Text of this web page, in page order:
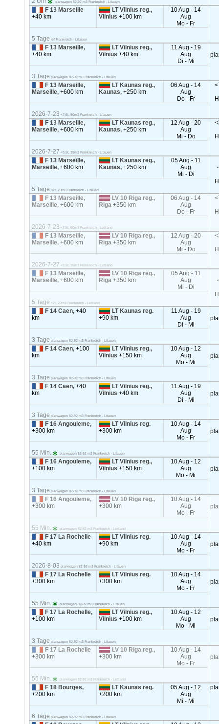
planwagen 82-92 m3 Frankreich - Litauen
F 13 Marseille
+40 km
LT Vilnius reg.,
Vilnius+100 km
10 Aug - 14
Aug
Mo - Fr
5 Tage ref Frankreich - Litauen
F 13 Marseille,
+40 km
LT Vilnius reg.,
Vilnius+40 km
11 Aug - 19
Aug
Di - Mi
3 Tage planwagen 82-92 m3 Frankreich - Litauen
F 13 Marseille,
Marseille,+600 km
LT Kaunas reg.,
Kaunas,+250 km
06 Aug - 14
Aug
Do - Fr
2026-7-23 <7.5t, 50m3 Frankreich - Litauen
F 13 Marseille,
Marseille,+600 km
LT Kaunas reg.,
Kaunas,+250 km
12 Aug - 20
Aug
Mi - Do
2026-7-27 <3.5t, 35m3 Frankreich - Litauen
F 13 Marseille,
Marseille,+600 km
LT Kaunas reg.,
Kaunas,+250 km
05 Aug - 11
Aug
Mi - Di
5 Tage <2t, 20m3 Frankreich - Litauen
F 13 Marseille,
Marseille,+600 km
LV 10 Riga reg.,
Riga+350 km
06 Aug - 14
Aug
Do - Fr
2026-7-23 <7.5t, 50m3 Frankreich - Lettland
F 13 Marseille,
Marseille,+600 km
LV 10 Riga reg.,
Riga+350 km
12 Aug - 20
Aug
Mi - Do
2026-7-27 <3.5t, 35m3 Frankreich - Lettland
F 13 Marseille,
Marseille,+600 km
LV 10 Riga reg.,
Riga+350 km
05 Aug - 11
Aug
Mi - Di
5 Tage <2t, 20m3 Frankreich - Lettland
F 14 Caen,+40
km
LT Kaunas reg.
+90 km
11 Aug - 19
Aug
Di - Mi
3 Tage planwagen 82-92 m3 Frankreich - Litauen
F 14 Caen,+100
km
LT Vilnius reg.,
Vilnius+150 km
10 Aug - 12
Aug
Mo - Mi
3 Tage planwagen 82-92 m3 Frankreich - Litauen
F 14 Caen,+40
km
LT Vilnius reg.,
Vilnius+40 km
11 Aug - 19
Aug
Di - Mi
3 Tage planwagen 82-92 m3 Frankreich - Litauen
F 16 Angouleme,
+300 km
LT Vilnius reg.
+300 km
10 Aug - 14
Aug
Mo - Fr
55 Min. planwagen 82-92 m3 Frankreich - Litauen
F 16 Angouleme,
+100 km
LT Vilnius reg.,
Vilnius+150 km
10 Aug - 12
Aug
Mo - Mi
3 Tage planwagen 82-92 m3 Frankreich - Litauen
F 16 Angouleme,
+300 km
LV 10 Riga reg.,
+300 km
10 Aug - 14
Aug
Mo - Fr
55 Min. planwagen 82-92 m3 Frankreich - Lettland
F 17 La Rochelle
+40 km
LT Vilnius reg.
+90 km
10 Aug - 14
Aug
Mo - Fr
2026-8-03 planwagen 82-92 m3 Frankreich - Litauen
F 17 La Rochelle
+300 km
LT Vilnius reg.
+300 km
10 Aug - 14
Aug
Mo - Fr
55 Min. planwagen 82-92 m3 Frankreich - Litauen
F 17 La Rochelle,
+100 km
LT Vilnius reg.,
Vilnius+100 km
10 Aug - 12
Aug
Mo - Mi
3 Tage planwagen 82-92 m3 Frankreich - Litauen
F 17 La Rochelle
+300 km
LV 10 Riga reg.,
+300 km
10 Aug - 14
Aug
Mo - Fr
55 Min. planwagen 82-92 m3 Frankreich - Lettland
F 18 Bourges,
+200 km
LT Kaunas reg.
+200 km
05 Aug - 12
Aug
Mi - Mi
6 Tage planwagen 82-92 m3 Frankreich - Litauen